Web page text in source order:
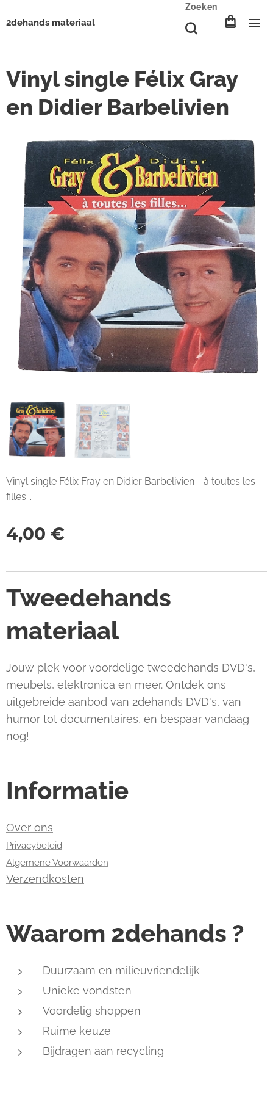
2dehands materiaal
Zoeken
Vinyl single Félix Gray
en Didier Barbelivien
Vinyl single Félix Fray en Didier Barbelivien - à toutes les
filles...
4,00 €
Tweedehands
materiaal
Jouw plek voor voordelige tweedehands DVD's,
meubels, elektronica en meer. Ontdek ons
uitgebreide aanbod van 2dehands DVD's, van
humor tot documentaires, en bespaar vandaag
nog!
Informatie
Over ons
Privacybeleid
Algemene Voorwaarden
Verzendkosten
Waarom 2dehands ?
Duurzaam en milieuvriendelijk
Unieke vondsten
Voordelig shoppen
Ruime keuze
Bijdragen aan recycling